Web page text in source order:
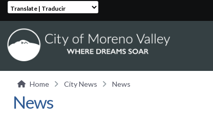
Translate | Traducir
Home City News News
News